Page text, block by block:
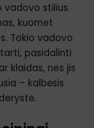
vadovo stilius.
kuomet
Tokio vadovo
pasidalinti
klaidas, nes jis
– kalbėsis